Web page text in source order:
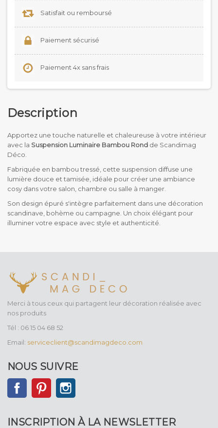
Satisfait ou remboursé
Paiement sécurisé
Paiement 4x sans frais
Description
Apportez une touche naturelle et chaleureuse à votre intérieur
avec la Suspension Luminaire Bambou Rond de Scandimag
Déco.
Fabriquée en bambou tressé, cette suspension diffuse une
lumière douce et tamisée, idéale pour créer une ambiance
cosy dans votre salon, chambre ou salle à manger.
Son design épuré s'intègre parfaitement dans une décoration
scandinave, bohème ou campagne. Un choix élégant pour
illuminer votre espace avec style et authenticité.
Merci à tous ceux qui partagent leur décoration réalisée avec
nos produits
Tél : 06 15 04 68 52
Email: serviceclient@scandimagdeco.com
NOUS SUIVRE
FacebookPinterest
INSCRIPTION À LA NEWSLETTER